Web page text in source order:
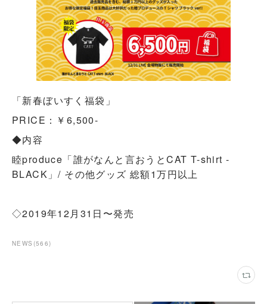
「新春ぼいすく福袋」
PRICE：￥6,500-
◆内容
睦produce「誰がなんと言おうとCAT T-shirt -
BLACK」/ その他グッズ 総額1万円以上
◇2019年12月31日〜発売
NEWS (566)